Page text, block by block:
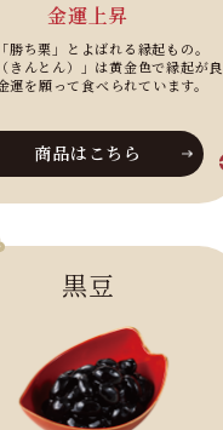
金運上昇
勝ち栗」とよばれる縁起もの。
きんとん）」は黄金色で縁起が良
運を願って食べられています。
商品はこちら
黒豆